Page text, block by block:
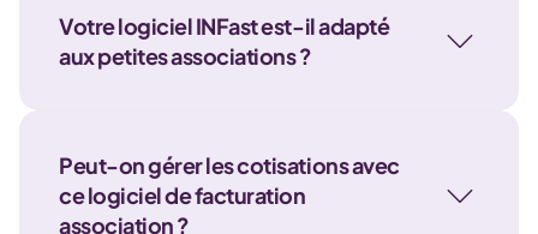
Votre logiciel INFast est-il adapté
aux petites associations ?
Peut-on gérer les cotisations avec
ce logiciel de facturation
association ?